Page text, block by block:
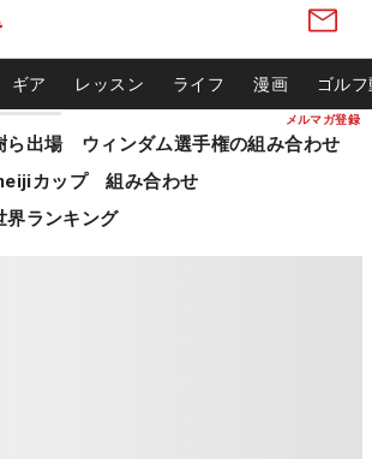
メルマガ登録
ギア レッスン ライフ 漫画 ゴル
ら出場 ウィンダム選手権の組み合わせ
カップ 組み合わせ
界ランキング